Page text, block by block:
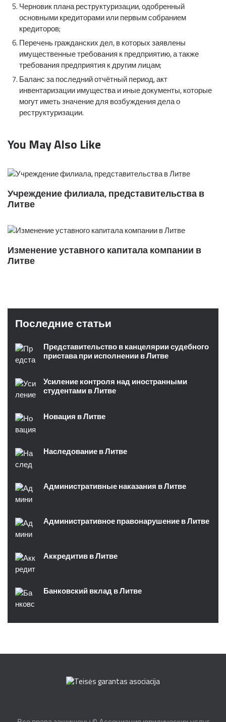
Черновик плана реструктуризации, одобренный
основными кредиторами или первым собранием
кредиторов;
Перечень гражданских дел, в которых заявлены
имущественные требования к предприятию, а также
требования предприятия к другим лицам;
Баланс за последний отчётный период, акт
инвентаризации имущества и иные документы, которые
могут иметь значение для возбуждения дела о
реструктуризации.
You May Also Like
Учреждение филиала, представительства в
Литве
Изменение уставного капитала компании в
Литве
Последние статьи
Представительство в канцелярии судебного
пристава при исполнении в Литве
Усиление контроля над иностранными
студентами в Литве
Новация в Литве
Наследование в Литве
Административные наказания в Литве
Административное правонарушение в Литве
Аккредитив в Литве
Банковский вклад в Литве